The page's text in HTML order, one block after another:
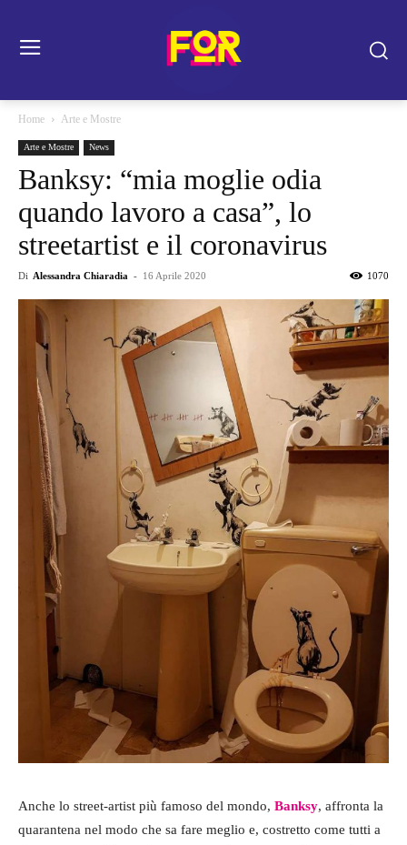
Home Arte e Mostre
Arte e Mostre News
Banksy: “mia moglie odia
quando lavoro a casa”, lo
streetartist e il coronavirus
Di Alessandra Chiaradia - 16 Aprile 2020 1070
Anche lo street-artist più famoso del mondo, Banksy, affronta la
quarantena nel modo che sa fare meglio e, costretto come tutti a